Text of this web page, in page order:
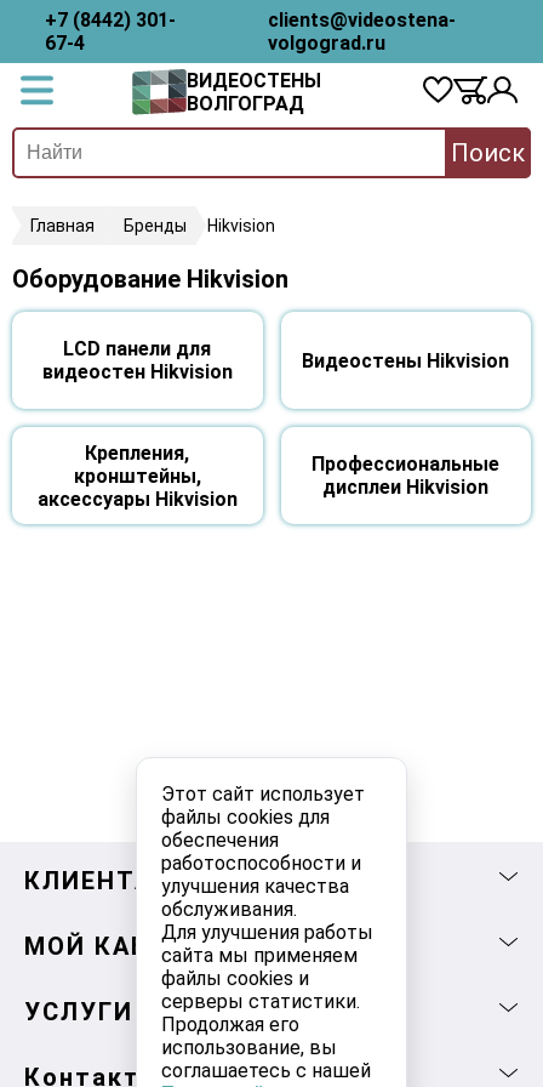
Этот сайт использует
файлы cookies для
обеспечения
работоспособности и
улучшения качества
обслуживания.
Для улучшения работы
сайта мы применяем
файлы cookies и
серверы статистики.
Продолжая его
использование, вы
соглашаетесь с нашей
+7 (8442) 301-
67-4
clients@videostena-
volgograd.ru
ВИДЕОСТЕНЫ
ВОЛГОГРАД
Поиск
Главная Бренды Hikvision
Оборудование Hikvision
LCD панели для
видеостен Hikvision
Видеостены Hikvision
Крепления,
кронштейны,
аксессуары Hikvision
Профессиональные
дисплеи Hikvision
КЛИЕНТАМ
МОЙ КАБИНЕТ
УСЛУГИ
Контакты